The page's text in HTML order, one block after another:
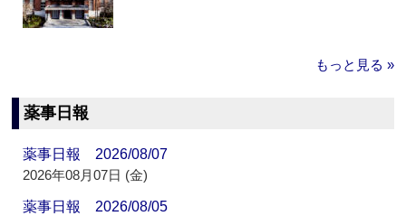
もっと見る »
薬事日報
薬事日報 2026/08/07
2026年08月07日 (金)
薬事日報 2026/08/05